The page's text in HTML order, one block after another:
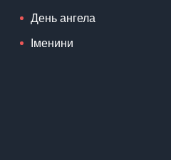
День ангела
Іменини